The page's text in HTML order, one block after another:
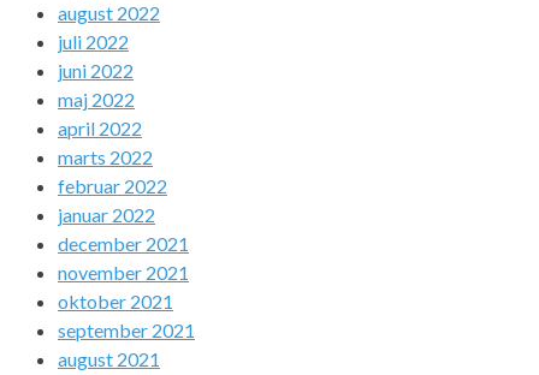
august 2022
juli 2022
juni 2022
maj 2022
april 2022
marts 2022
februar 2022
januar 2022
december 2021
november 2021
oktober 2021
september 2021
august 2021